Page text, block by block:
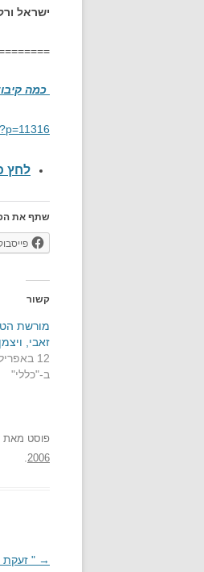
ישראל
כמה
לחץ
שתף את
קשור
מורשת
זאבי,
12 באפריל 2016
ב-"כללי"
פוסט מאת
2006
.
ניווט
→ " זעקת